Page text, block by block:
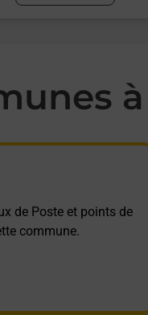
de Poste et points de
commune.